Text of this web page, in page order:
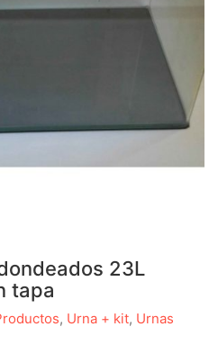
23L
tapa
, Urna + kit, Urnas